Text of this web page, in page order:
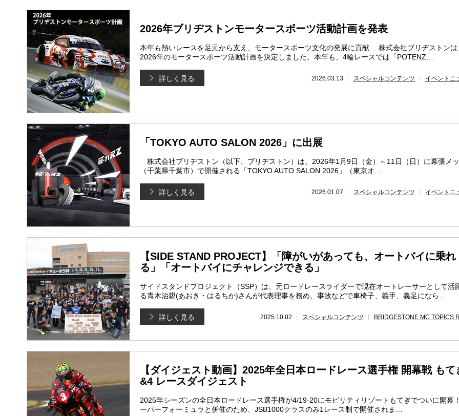
2026年ブリヂストンモータースポーツ活動計画を発表
本年も熱いレースを足元から支え、モータースポーツ文化の発展に貢献 株式会社ブリヂストンは
2026年のモータースポーツ活動計画を決定しました。本年も、4輪レースでは「POTENZ…
2026.03.13 スペシャルコンテンツ イベントニ
詳しく見る
「TOKYO AUTO SALON 2026」に出展
株式会社ブリヂストン（以下、ブリヂストン）は、2026年1月9日（金）～11日（日）に幕張メ
（千葉県千葉市）で開催される「TOKYO AUTO SALON 2026」（東京オ…
2026.01.07 スペシャルコンテンツ イベントニ
詳しく見る
【SIDE STAND PROJECT】「障がいがあっても、オートバイに乗れ
る」「オートバイにチャレンジできる」
サイドスタンドプロジェクト（SSP）は、元ロードレースライダーで現在オートレーサーとして活
る青木治親(あおき・はるちか)さんが代表理事を務め、事故などで車椅子、義手、義足になら…
2025.10.02 スペシャルコンテンツ BRIDGESTONE MC TOPICS
詳しく見る
【ダイジェスト動画】2025年全日本ロードレース選手権 開幕戦 もて
&4 レースダイジェスト
2025年シーズンの全日本ロードレース選手権が4/19-20にモビリティリゾートもてぎでついに開幕
ーパーフォーミュラと併催のため、JSB1000クラスのみ1レース制で開催されま…